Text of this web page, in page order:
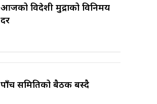
आजको विदेशी मुद्राको विनिमय
दर
पाँच समितिको बैठक बस्दै